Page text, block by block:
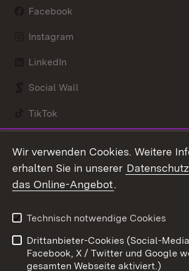
Facebook
Instagram
LinkedIn
Social Wall
TikTok
Kontakt
Impressum
Cookies
Wir verwenden Cookies. Weitere
erhalten Sie in unserer
das Online-Angebot.
Technisch notwendige Cookies
Drittanbieter-Cookies (Social-
Facebook, X / Twitter und Google
gesamten Webseite aktiviert.)